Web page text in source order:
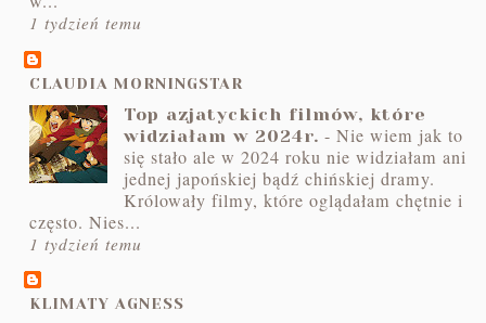
1 tydzień temu
CLAUDIA MORNINGSTAR
Top azjatyckich filmów, które
widziałam w 2024r. -Nie wiem jak to
się stało ale w 2024 roku nie widziałam ani
jednej japońskiej bądź chińskiej dramy.
Królowały filmy, które oglądałam chętnie i
często. Nies...
1 tydzień temu
KLIMATY AGNESS